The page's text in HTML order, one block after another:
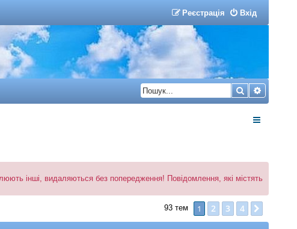
Вхід
Реєстрація
Пошук
інші, видаляються без попередження! Повідомлення, які містять
93 тем 1 2 3 4